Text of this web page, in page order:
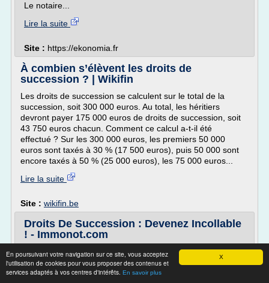
X
En poursuivant votre navigation sur ce site, vous acceptez
l'utilisation de cookies pour vous proposer des contenus et
services adaptés à vos centres d'intérêts. En savoir plus
Le notaire...
Lire la suite
Site : https://ekonomia.fr
À combien s’élèvent les droits de
succession ? | Wikifin
Les droits de succession se calculent sur le total de la
succession, soit 300 000 euros. Au total, les héritiers
devront payer 175 000 euros de droits de succession, soit
43 750 euros chacun. Comment ce calcul a-t-il été
effectué ? Sur les 300 000 euros, les premiers 50 000
euros sont taxés à 30 % (17 500 euros), puis 50 000 sont
encore taxés à 50 % (25 000 euros), les 75 000 euros...
Lire la suite
Site : wikifin.be
Droits De Succession : Devenez Incollable
! - Immonot.com
Hériter a un prix qui peut parfois peser lourd dans la
balance. Les droits de succession obéissent à un calcul
strict où rien n'est laissé au hasard. Certains moyens,